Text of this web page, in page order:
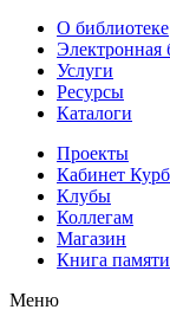
О библиотеке
Электронная
Услуги
Ресурсы
Каталоги
Проекты
Кабинет
Клубы
Коллегам
Магазин
Книга памяти
Меню